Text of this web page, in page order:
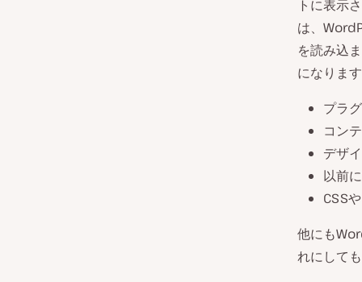
トに表示
は、
を読み込
になりま
プラ
コン
デザ
以前
CSS
他にも
れにして